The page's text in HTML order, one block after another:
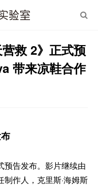
救 2》正式预
带来凉鞋合作
预告发布。影片继续由
制作人，克里斯·海姆斯